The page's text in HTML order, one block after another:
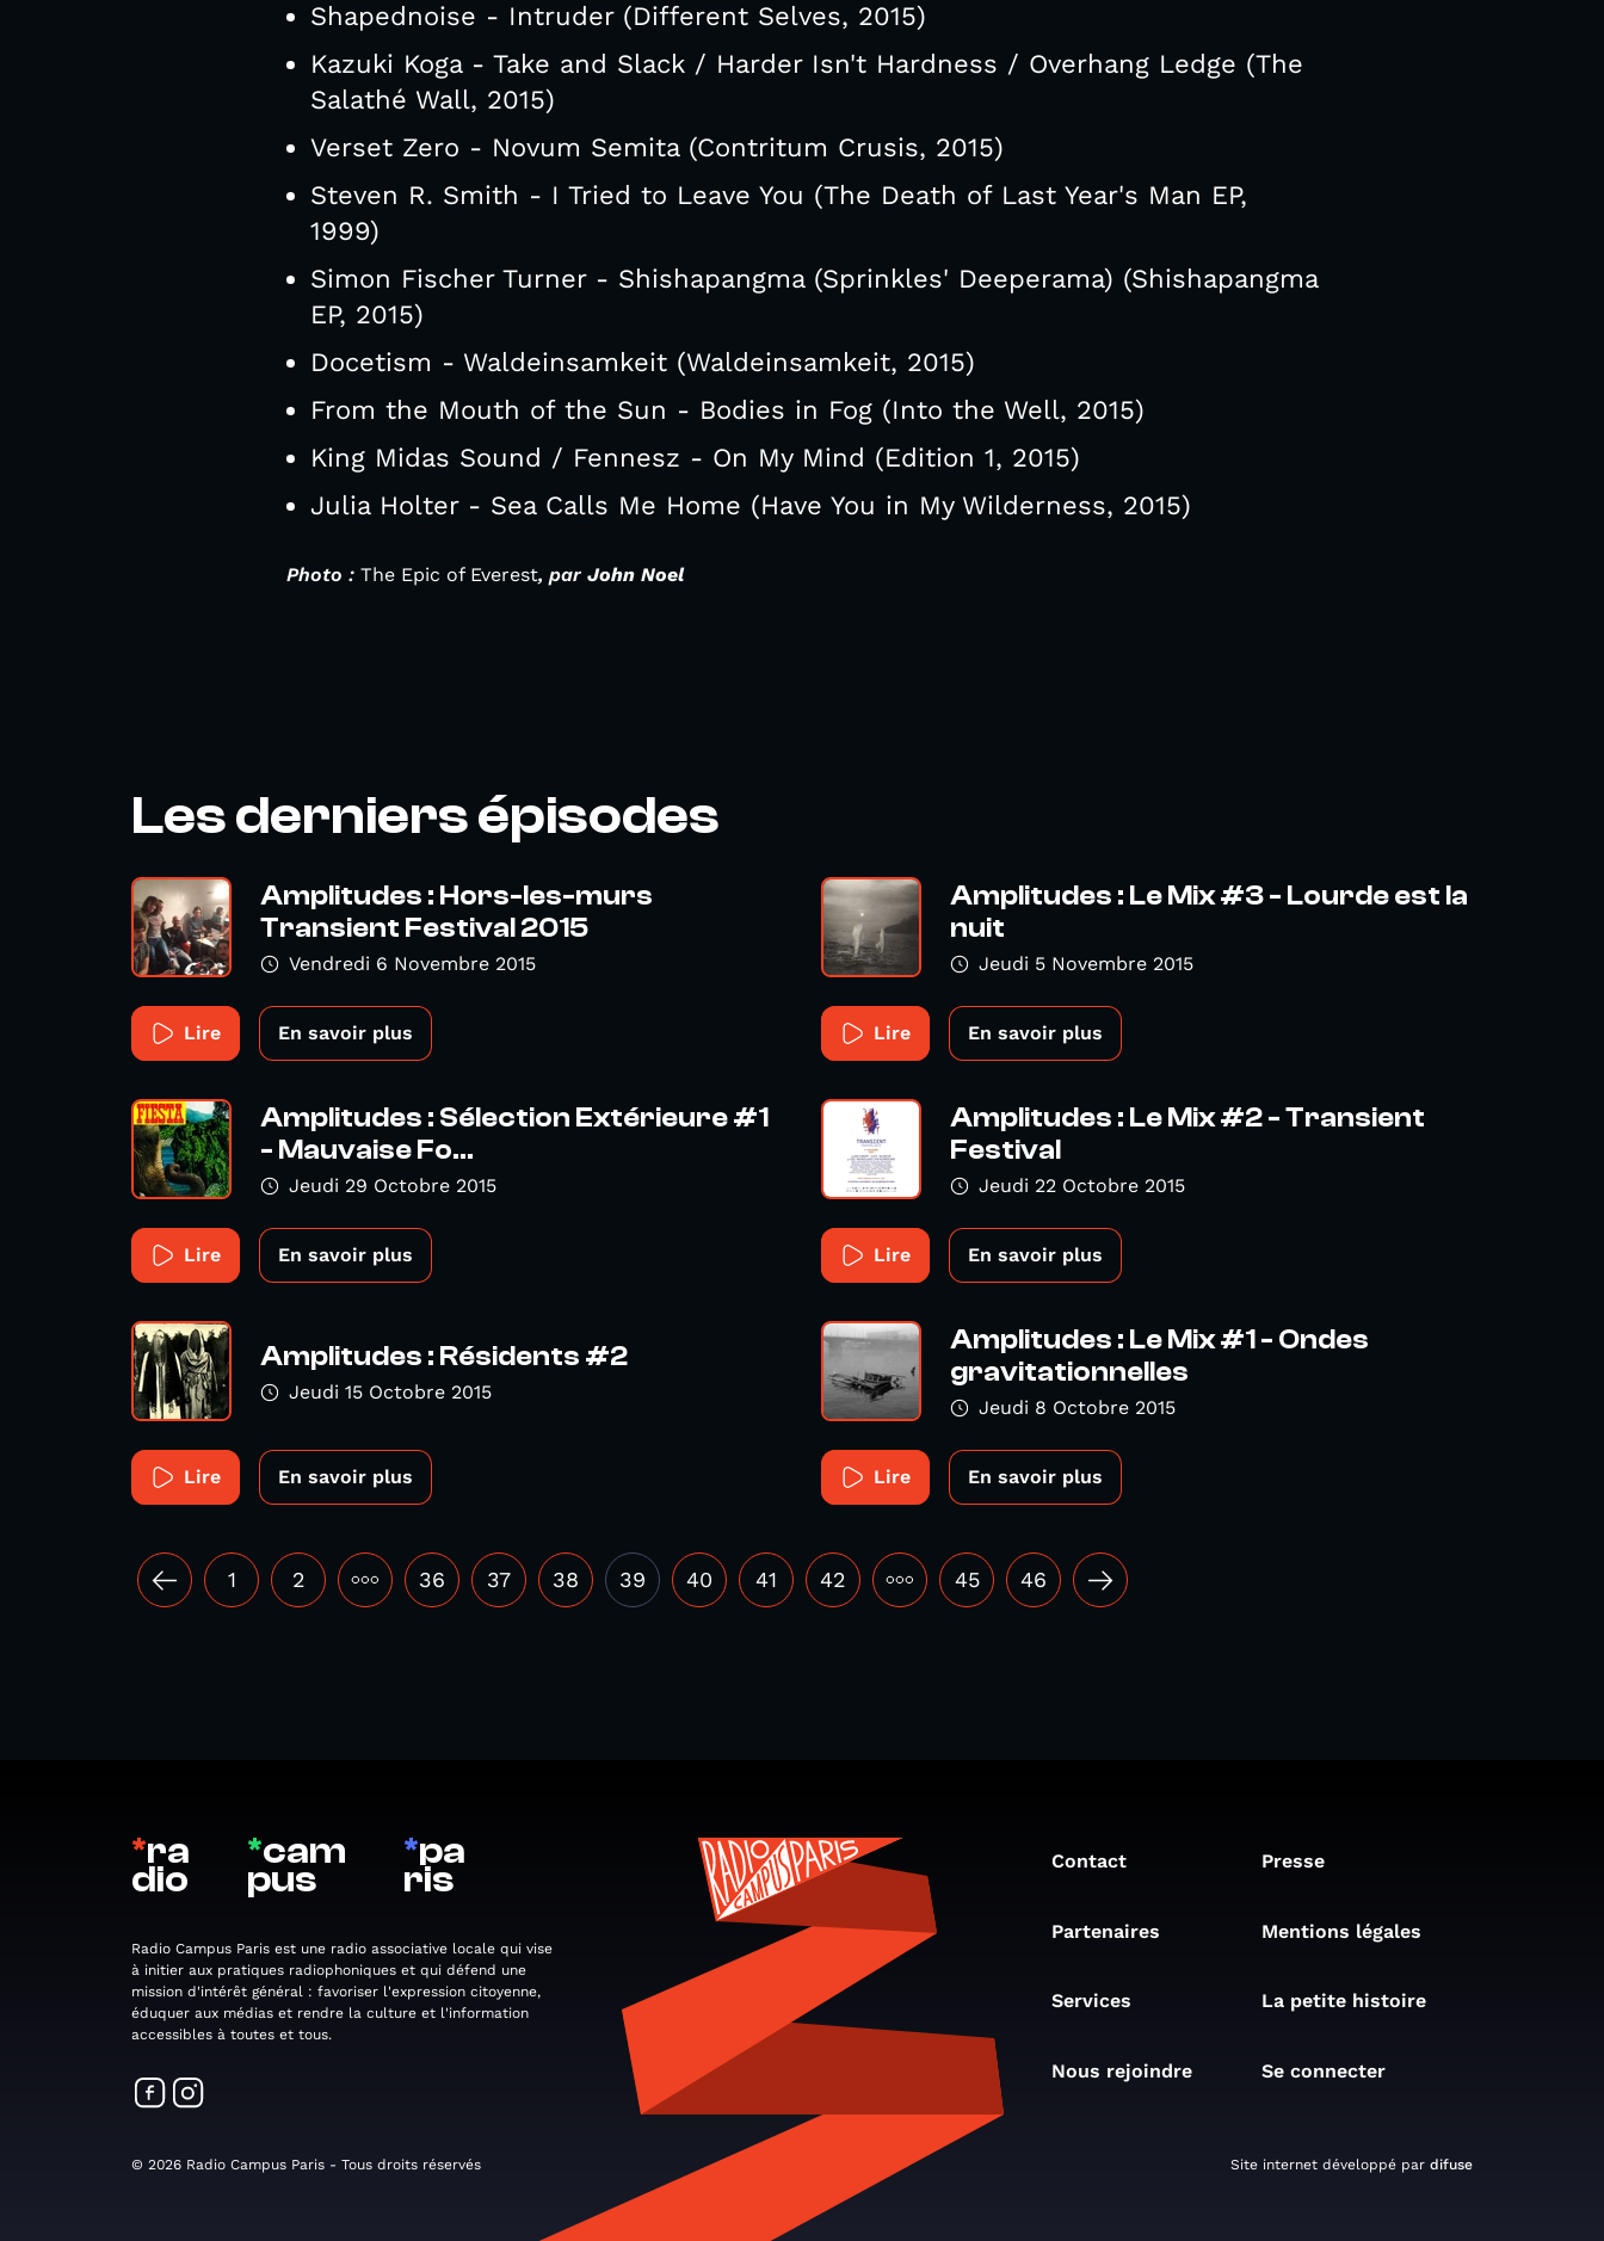
Shapednoise - Intruder (Different Selves, 2015)
Kazuki Koga - Take and Slack / Harder Isn't Hardness / Overhang Ledge (The
Salathé Wall, 2015)
Verset Zero - Novum Semita (Contritum Crusis, 2015)
Steven R. Smith - I Tried to Leave You (The Death of Last Year's Man EP,
1999)
Simon Fischer Turner - Shishapangma (Sprinkles' Deeperama) (Shishapangma
EP, 2015)
Docetism - Waldeinsamkeit (Waldeinsamkeit, 2015)
From the Mouth of the Sun - Bodies in Fog (Into the Well, 2015)
King Midas Sound / Fennesz - On My Mind (Edition 1, 2015)
Julia Holter - Sea Calls Me Home (Have You in My Wilderness, 2015)
Photo : The Epic of Everest, par John Noel
Les derniers épisodes
Amplitudes : Hors-les-murs
Transient Festival 2015
Vendredi 6 Novembre 2015
Lire En savoir plus
Amplitudes : Le Mix #3 - Lourde est la
nuit
Jeudi 5 Novembre 2015
Lire En savoir plus
Amplitudes : Sélection Extérieure #1
- Mauvaise Fo...
Jeudi 29 Octobre 2015
Lire En savoir plus
Amplitudes : Le Mix #2 - Transient
Festival
Jeudi 22 Octobre 2015
Lire En savoir plus
Amplitudes : Résidents #2
Jeudi 15 Octobre 2015
Lire En savoir plus
Amplitudes : Le Mix #1 - Ondes
gravitationnelles
Jeudi 8 Octobre 2015
Lire En savoir plus
1 2 ••• 36 37 38 39 40 41 42 ••• 45 46
*ra
dio
*cam
pus
*pa
ris
Radio Campus Paris est une radio associative locale qui vise
à initier aux pratiques radiophoniques et qui défend une
mission d'intérêt général : favoriser l'expression citoyenne,
éduquer aux médias et rendre la culture et l'information
accessibles à toutes et tous.
Contact Presse
Partenaires Mentions légales
Services La petite histoire
Nous rejoindre Se connecter
© 2026 Radio Campus Paris - Tous droits réservés Site internet développé par difuse